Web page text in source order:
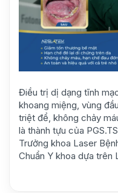
Điều trị dị dạng tĩnh
khoang miệng, vùng
triệt để, không chảy
là thành tựu của
Trưởng khoa Laser
Chuẩn Y khoa dựa trên